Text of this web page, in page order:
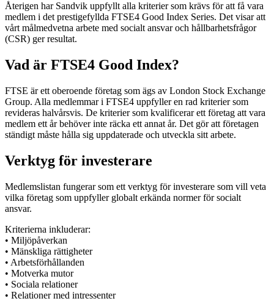
Återigen har Sandvik uppfyllt alla kriterier som krävs för att få vara
medlem i det prestigefyllda FTSE4 Good Index Series. Det visar att
vårt målmedvetna arbete med socialt ansvar och hållbarhetsfrågor
(CSR) ger resultat.
Vad är FTSE4 Good Index?
FTSE är ett oberoende företag som ägs av London Stock Exchange
Group. Alla medlemmar i FTSE4 uppfyller en rad kriterier som
revideras halvårsvis. De kriterier som kvalificerar ett företag att vara
medlem ett år behöver inte räcka ett annat år. Det gör att företagen
ständigt måste hålla sig uppdaterade och utveckla sitt arbete.
Verktyg för investerare
Medlemslistan fungerar som ett verktyg för investerare som vill veta
vilka företag som uppfyller globalt erkända normer för socialt
ansvar.
Kriterierna inkluderar:
• Miljöpåverkan
• Mänskliga rättigheter
• Arbetsförhållanden
• Motverka mutor
• Sociala relationer
• Relationer med intressenter